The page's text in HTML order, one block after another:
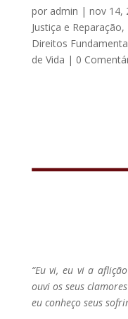
por admin | nov 14,
Justiça e Reparação,
Direitos
de Vida | 0
“Eu vi, eu vi a
ouvi os seus
eu conheço seus